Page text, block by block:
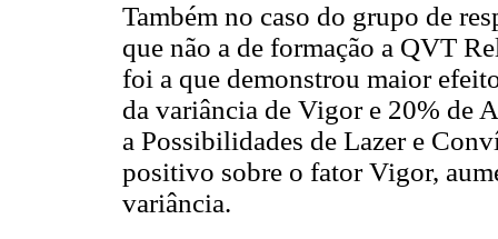
Também no caso do grupo de
que não a de formação a QVT
foi a que demonstrou maior
da variância de Vigor e 20% de
a Possibilidades de Lazer e
positivo sobre o fator Vigor,
variância.